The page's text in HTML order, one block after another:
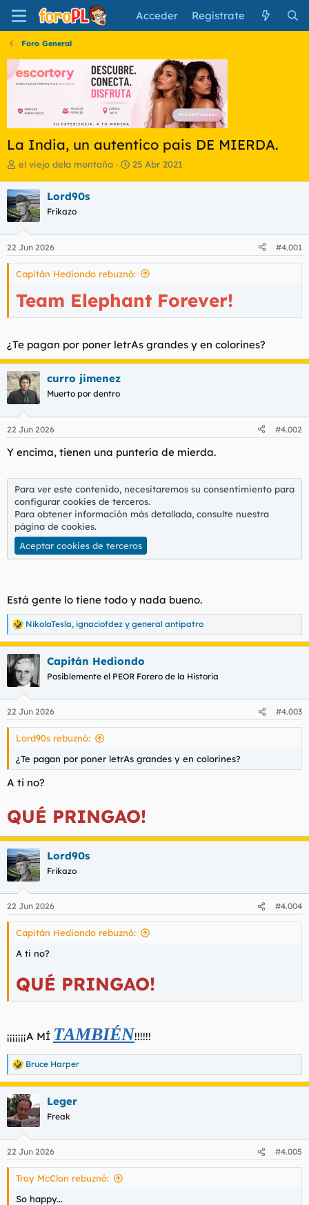
Acceder Regístrate
Foro General
La India, un autentico pais DE MIERDA.
I
i
c
i
a
d
o
r
d
l
a
el viejo dela montaña
F
e
n
i
i
25 Abr 2021
Lord90s
Frikazo
22 Jun 2026 #4.001
Capitán Hediondo rebuznó:
Team Elephant Forever!
¿Te pagan por poner letrAs grandes y en colorines?
curro jimenez
Muerto por dentro
22 Jun 2026 #4.002
Y encima, tienen una puntería de mierda.
Para ver este contenido, necesitaremos su consentimiento para
configurar cookies de terceros.
Para obtener información más detallada, consulte nuestra
página de cookies.
Aceptar cookies de terceros
Está gente lo tiene todo y nada bueno.
R
e
a
c
c
e
s
NikolaTesla, ignaciofdez y general antipatro
Capitán Hediondo
Posiblemente el PEOR Forero de la Historia
22 Jun 2026 #4.003
Lord90s rebuznó:
¿Te pagan por poner letrAs grandes y en colorines?
A ti no?
QUÉ PRINGAO!
Lord90s
Frikazo
22 Jun 2026 #4.004
Capitán Hediondo rebuznó:
A ti no?
QUÉ PRINGAO!
¡¡¡¡¡¡¡A MÍ TAMBIÉN!!!!!!
R
e
a
c
c
i
e
s
Bruce Harper
Leger
Freak
22 Jun 2026 #4.005
Troy McClon rebuznó:
So happy...